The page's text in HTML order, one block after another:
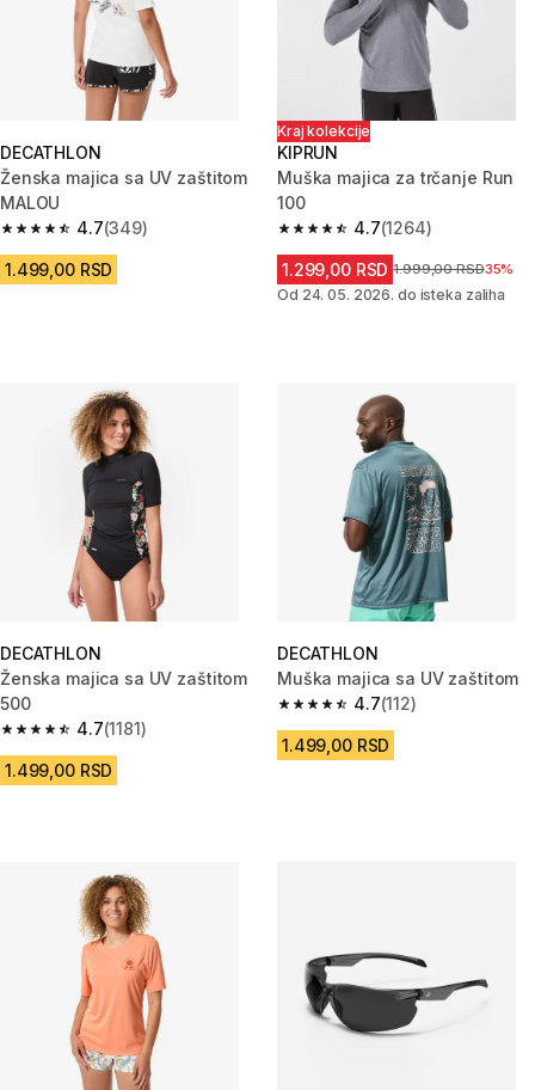
DECATHLON
Ženska majica sa UV zaštitom
MALOU
4.7
4.7 od 5 zvezdica from 349 Recenzije
(349)
1.499,00 RSD
Kraj kolekcije
KIPRUN
Muška majica za trčanje Run
100
4.7
4.7 od 5 zvezdica from 1264
(1264)
1.299,00 RSD Cena pre sniženja
1.999,00 RSD35%
Od 24. 05. 2026. do isteka zaliha
DECATHLON
Ženska majica sa UV zaštitom
500
4.7
4.7 od 5 zvezdica from 1181 Recenzije
(1181)
1.499,00 RSD
DECATHLON
Muška majica sa UV zaštitom
4.7
4.7 od 5 zvezdica from 112
(112)
1.499,00 RSD